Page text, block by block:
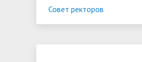
Совет ректоров